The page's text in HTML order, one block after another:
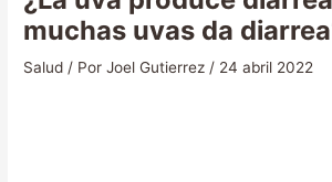
muchas uvas da
Salud / PorJoel Gutierrez/ 24 abril 2022